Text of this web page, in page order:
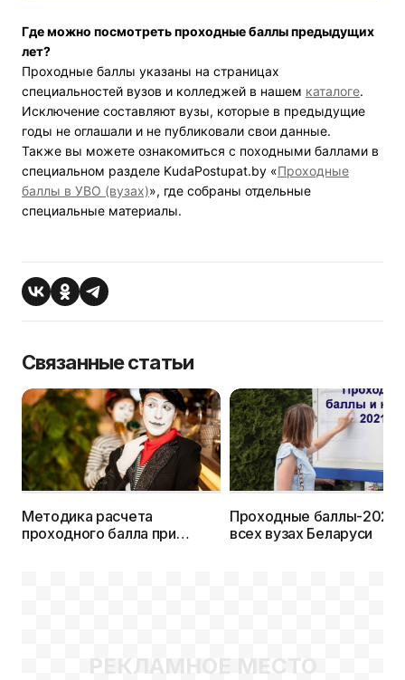
Где можно посмотреть проходные баллы предыдущих
лет?
Проходные баллы указаны на страницах
специальностей вузов и колледжей в нашем каталоге.
Исключение составляют вузы, которые в предыдущие
годы не оглашали и не публиковали свои данные.
Также вы можете ознакомиться с походными баллами в
специальном разделе KudaPostupat.by «Проходные
баллы в УВО (вузах)», где собраны отдельные
специальные материалы.
Связанные статьи
Методика расчета
проходного балла при
Проходные баллы-
всех вузах Беларуси
РЕКЛАМНОЕ МЕСТО